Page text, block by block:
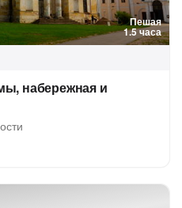
Пешая
1.5 часа
набережная и